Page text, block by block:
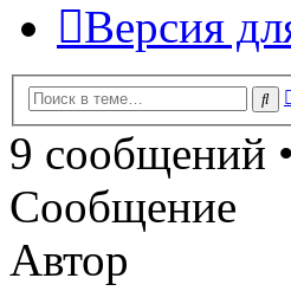
Версия
9 сообщений
Сообщение
Автор